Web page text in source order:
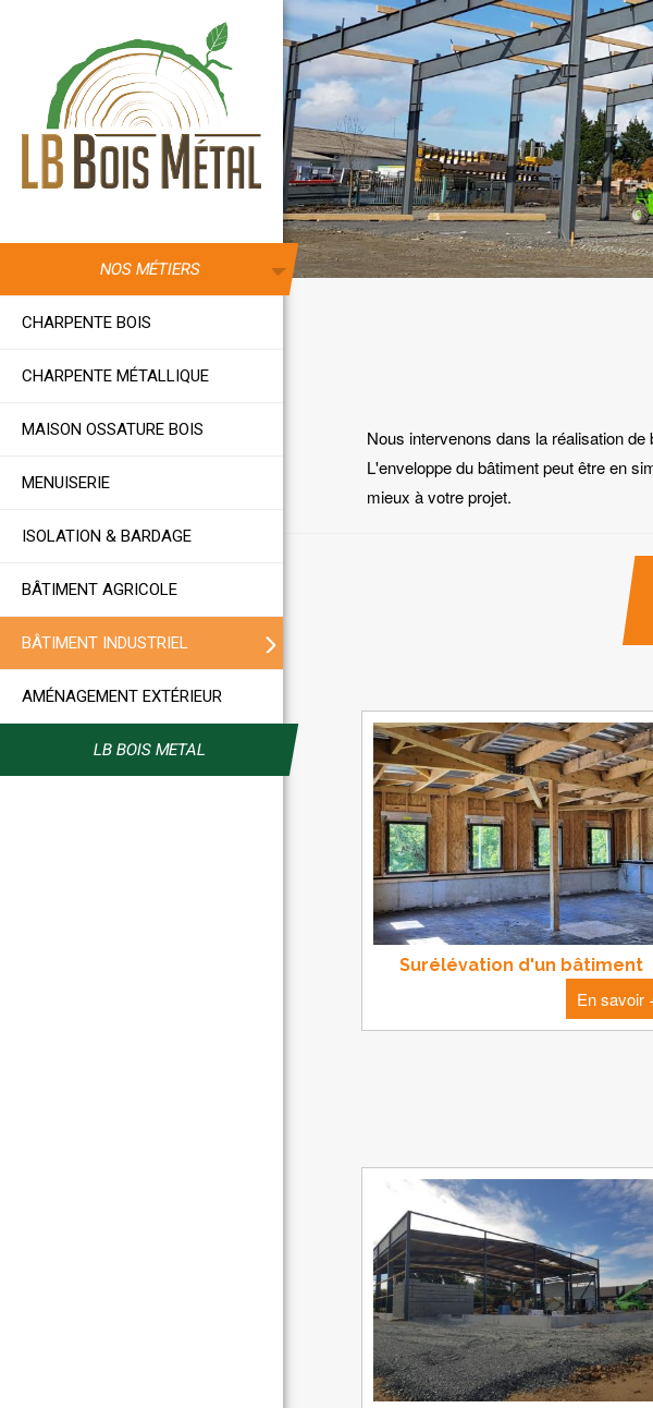
NOS MÉTIERS
CHARPENTE BOIS
CHARPENTE MÉTALLIQUE
MAISON OSSATURE BOIS
MENUISERIE
ISOLATION & BARDAGE
BÂTIMENT AGRICOLE
BÂTIMENT INDUSTRIEL
AMÉNAGEMENT EXTÉRIEUR
LB BOIS METAL
Nous intervenons dans la réalisation
L'enveloppe du bâtiment peut être en
mieux à votre projet.
Surélévation d'un bâtiment
En savoir